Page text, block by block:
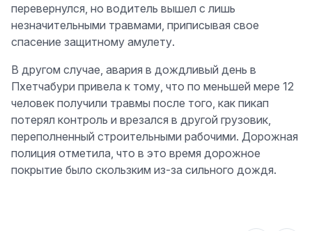
перевернулся, но водитель вышел с лишь
незначительными травмами, приписывая свое
спасение защитному амулету.
В другом случае, авария в дождливый день в
Пхетчабури привела к тому, что по меньшей мере 12
человек получили травмы после того, как пикап
потерял контроль и врезался в другой грузовик,
переполненный строительными рабочими. Дорожная
полиция отметила, что в это время дорожное
покрытие было скользким из-за сильного дождя.